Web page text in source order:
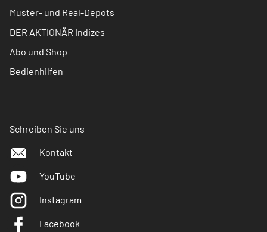
Muster- und Real-Depots
DER AKTIONÄR Indizes
Abo und Shop
Bedienhilfen
Schreiben Sie uns
Kontakt
YouTube
Instagram
Facebook